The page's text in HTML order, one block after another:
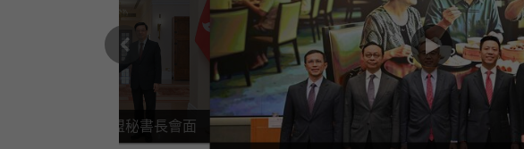
李家超與東盟秘書長會面
上一篇